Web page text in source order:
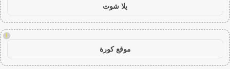
يلا شوت
!
موقع كورة